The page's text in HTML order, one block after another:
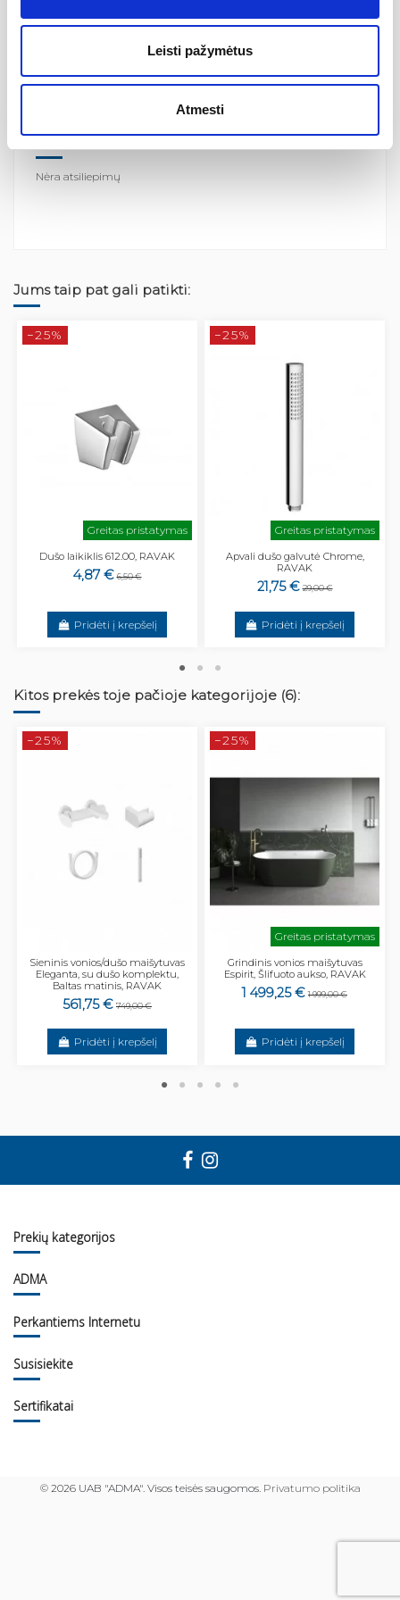
Leisti pažymėtus
Atmesti
duris, praustuvus, vonios kambario baldus, maišytuvus ir platų
Mūsų sprendimai paremti daugiau kaip dvidešimties metų
patirtimi. Tapome didžiausiu gamintoju Čekijoje ir išlaikome
Atsiliepimai
Nėra atsiliepimų
Jums taip pat gali patikti:
−25%
Greitas pristatymas
Dušo laikiklis 612.00, RAVAK
4,87 € 6,50 €
Pridėti į krepšelį
−25%
Greitas pristatymas
Apvali dušo galvutė Chrome,
RAVAK
21,75 € 29,00 €
Pridėti į krepšelį
Kitos prekės toje pačioje kategorijoje (6):
−25%
Sieninis vonios/dušo maišytuvas
Eleganta, su dušo komplektu,
Baltas matinis, RAVAK
561,75 € 749,00 €
Pridėti į krepšelį
−25%
Greitas pristatymas
Grindinis vonios maišytuvas
Espirit, Šlifuoto aukso, RAVAK
1 499,25 € 1 999,00 €
Pridėti į krepšelį
Prekių kategorijos
ADMA
Perkantiems Internetu
Susisiekite
Sertifikatai
© 2026 UAB "ADMA". Visos teisės saugomos. Privatumo politika